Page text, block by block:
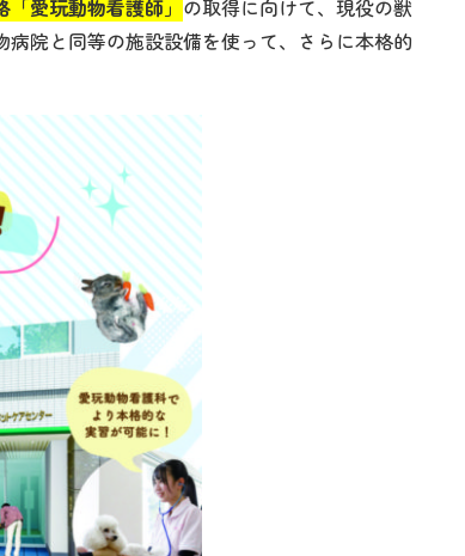
「愛玩動物看護師」 の取得に向けて、現役の獣
院と同等の施設設備を使って、さらに本格的